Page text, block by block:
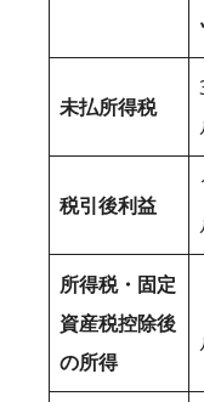
未払所得税
税引後利益
所得税・固定
資産税控除後
の所得